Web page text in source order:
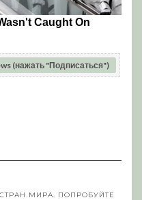
(нажать "Подписаться")
МИРА. ПОПРОБУЙТЕ